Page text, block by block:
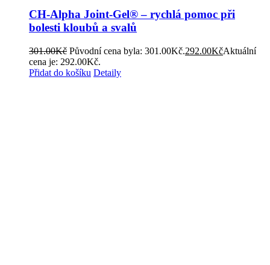
CH-Alpha Joint-Gel® – rychlá pomoc při
bolesti kloubů a svalů
301.00Kč Původní cena byla: 301.00Kč.292.00KčAktuální
cena je: 292.00Kč.
Přidat do košíku Detaily